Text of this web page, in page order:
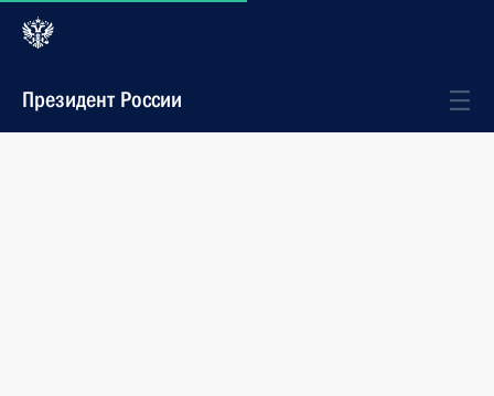
Президент России